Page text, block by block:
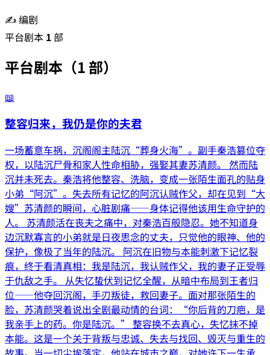
✍️ 编剧
平台剧本 1部
平台剧本 （1 部）
📖
整容归来，我仍是你的夫君
一场蓄意车祸，沉阁阁主陆沉“葬身火海”。副手秦浩篡位夺
权，以陆沉尸骨和家人性命相胁，强娶其妻苏清颜。 然而陆
沉并未死去。秦浩将他整容、洗脑，变成一张陌生面孔的贴身
小弟“阿沉”。失去所有记忆的阿沉认贼作父，却在见到“大
嫂”苏清颜的瞬间，心脏剧痛——身体记得他该用生命守护的
人。 苏清颜活在丧夫之痛中，对秦浩百般隐忍。她不知道身
边沉默寡言的小弟就是日夜思念的丈夫，只觉他的眼神、他的
保护，像极了当年的陆沉。 阿沉在旧物与本能刺激下记忆裂
痕，终于看清真相：我是陆沉，我认贼作父，我的妻子正受辱
于仇敌之手。 从失忆蛰伏到记忆全醒，从暗中布局到王者归
位——他夺回沉阁，手刃叛徒，救回妻子。面对那张陌生的
脸，苏清颜哭着说出全剧最动情的台词：“你后背的刀疤，是
我亲手上的药。你是陆沉。” 整容换不去真心，失忆抹不掉
本能。这是一个关于背叛与忠诚、失去与找回、毁灭与重生的